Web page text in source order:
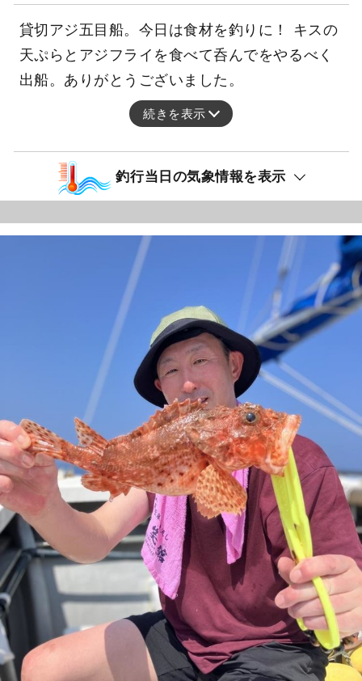
貸切アジ五目船。今日は食材を釣りに！ キスの
天ぷらとアジフライを食べて呑んでをやるべく
出船。ありがとうございました。
続きを表示
釣行当日の気象情報を表示